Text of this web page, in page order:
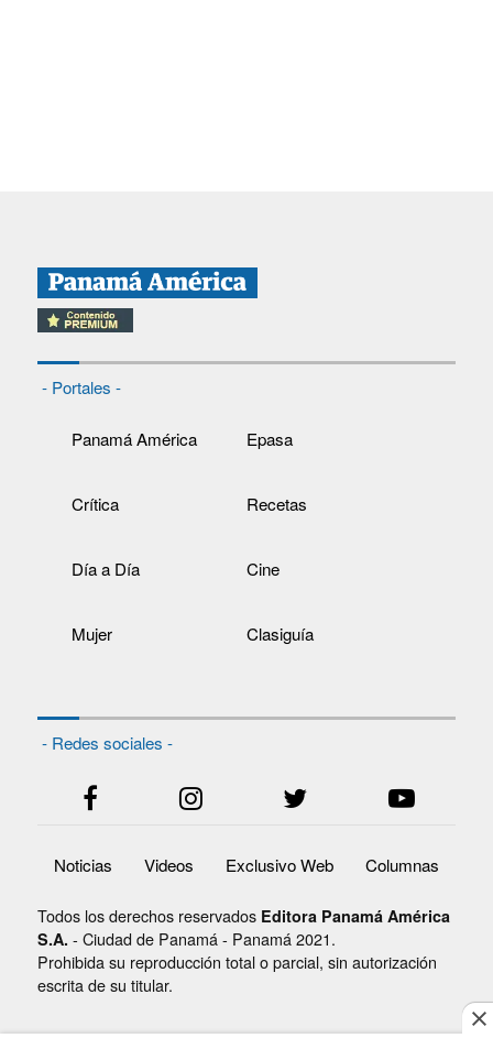
- Portales -
Panamá América Epasa
Crítica Recetas
Día a Día Cine
Mujer Clasiguía
- Redes sociales -
Noticias Videos Exclusivo Web Columnas
Todos los derechos reservados Editora Panamá América
S.A. - Ciudad de Panamá - Panamá 2021.
Prohibida su reproducción total o parcial, sin autorización
escrita de su titular.